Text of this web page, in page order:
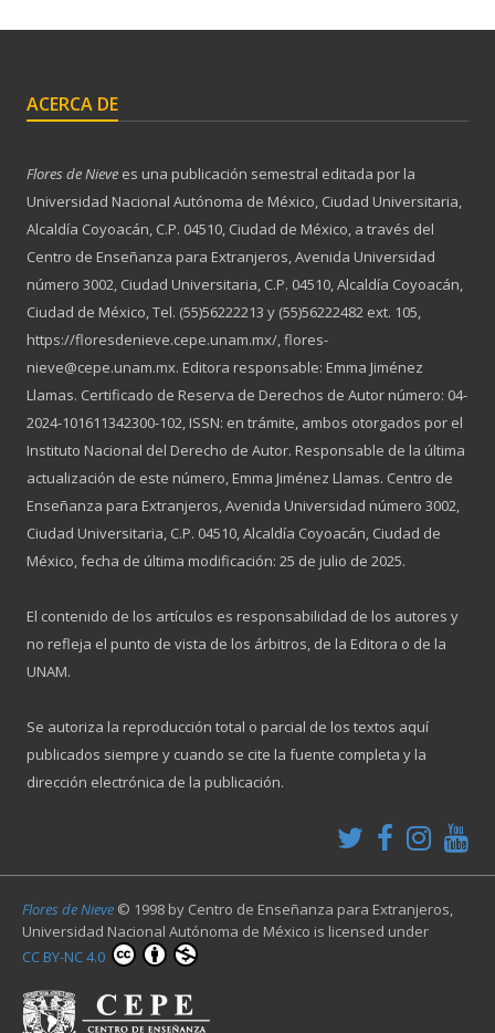
ACERCA DE
Flores de Nieve es una publicación semestral editada por la
Universidad Nacional Autónoma de México, Ciudad Universitaria,
Alcaldía Coyoacán, C.P. 04510, Ciudad de México, a través del
Centro de Enseñanza para Extranjeros, Avenida Universidad
número 3002, Ciudad Universitaria, C.P. 04510, Alcaldía Coyoacán,
Ciudad de México, Tel. (55)56222213 y (55)56222482 ext. 105,
https://floresdenieve.cepe.unam.mx/, flores-
nieve@cepe.unam.mx. Editora responsable: Emma Jiménez
Llamas. Certificado de Reserva de Derechos de Autor número: 04-
2024-101611342300-102, ISSN: en trámite, ambos otorgados por el
Instituto Nacional del Derecho de Autor. Responsable de la última
actualización de este número, Emma Jiménez Llamas. Centro de
Enseñanza para Extranjeros, Avenida Universidad número 3002,
Ciudad Universitaria, C.P. 04510, Alcaldía Coyoacán, Ciudad de
México, fecha de última modificación: 25 de julio de 2025.
El contenido de los artículos es responsabilidad de los autores y
no refleja el punto de vista de los árbitros, de la Editora o de la
UNAM.
Se autoriza la reproducción total o parcial de los textos aquí
publicados siempre y cuando se cite la fuente completa y la
dirección electrónica de la publicación.
Flores de Nieve © 1998 by Centro de Enseñanza para Extranjeros,
Universidad Nacional Autónoma de México is licensed under
CC BY-NC 4.0